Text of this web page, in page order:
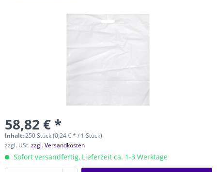
58,82 € *
Inhalt:250 Stück (0,24 € * / 1 Stück)
zzgl. USt.zzgl. Versandkosten
Sofort versandfertig, Lieferzeit ca. 1-3 Werktage